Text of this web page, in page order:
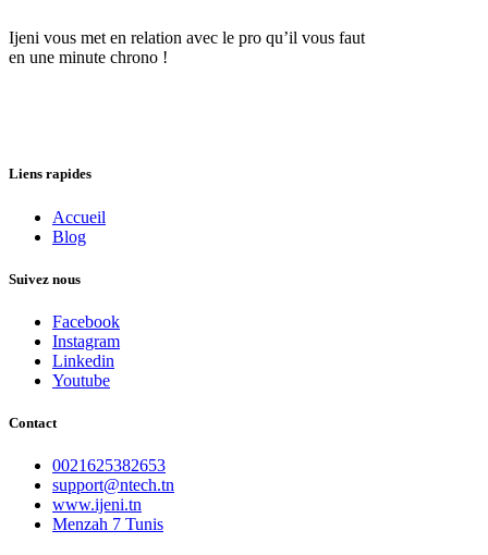
Ijeni vous met en relation avec le pro qu’il vous faut
en une minute chrono !
Liens rapides
Accueil
Blog
Suivez nous
Facebook
Instagram
Linkedin
Youtube
Contact
0021625382653
support@ntech.tn
www.ijeni.tn
Menzah 7 Tunis